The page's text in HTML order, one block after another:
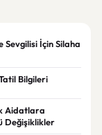
Sevgilisi İçin Silaha
Bilgileri
Aidatlara
Değişiklikler